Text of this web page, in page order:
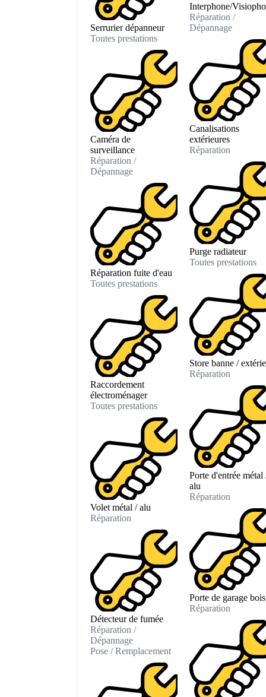
Serrurier dépanneur
Toutes prestations
Caméra de
surveillance
Réparation /
Dépannage
Réparation fuite d'eau
Toutes prestations
Raccordement
électroménager
Toutes prestations
Volet métal / alu
Réparation
Détecteur de fumée
Réparation /
Dépannage
Pose / Remplacement
Interphone/
Réparation /
Dépannage
Canalisations
extérieures
Réparation
Purge radiateur
Toutes prestations
Store banne /
Réparation
Porte d'entrée métal
alu
Réparation
Porte de garage bois
Réparation